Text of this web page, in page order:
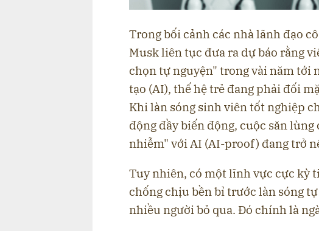
Trong bối cảnh các nhà lãnh đạo
Musk liên tục đưa ra dự báo rằng
chọn tự nguyện" trong vài năm tới
tạo (AI), thế hệ trẻ đang phải đối
Khi làn sóng sinh viên tốt nghiệp
động đầy biến động, cuộc săn
nhiễm" với AI (AI-proof) đang trở
Tuy nhiên, có một lĩnh vực cực kỳ
chống chịu bền bỉ trước làn sóng
nhiều người bỏ qua. Đó chính là